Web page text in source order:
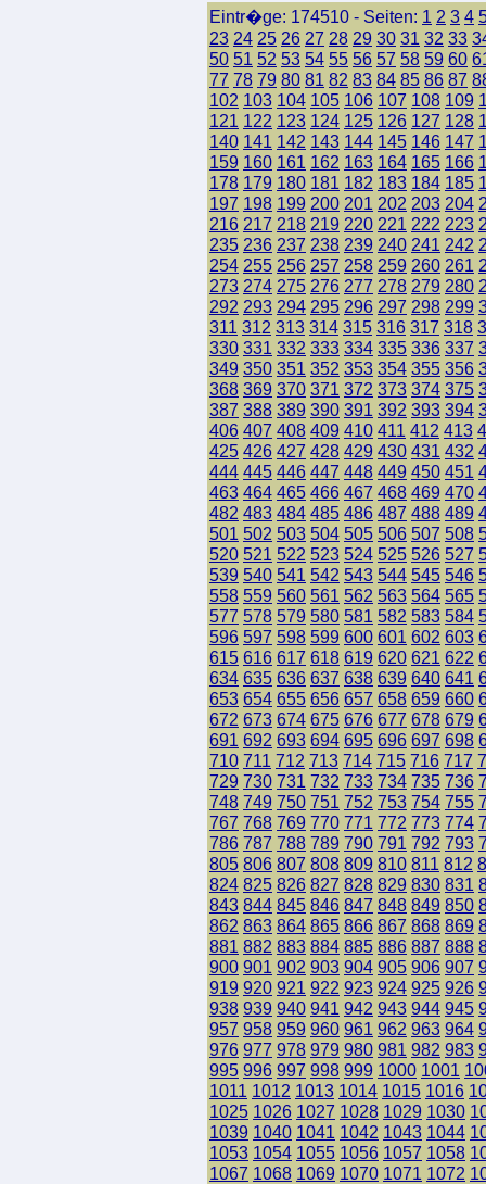
Eintr�ge: 174510 - Seiten: 1 2 3 4
23 24 25 26 27 28 29 30 31 32 33
50 51 52 53 54 55 56 57 58 59 60
77 78 79 80 81 82 83 84 85 86 87
102 103 104 105 106 107 108 109
121 122 123 124 125 126 127 128
140 141 142 143 144 145 146 147
159 160 161 162 163 164 165 166
178 179 180 181 182 183 184 185
197 198 199 200 201 202 203 204
216 217 218 219 220 221 222 223
235 236 237 238 239 240 241 242
254 255 256 257 258 259 260 261
273 274 275 276 277 278 279 280
292 293 294 295 296 297 298 299
311 312 313 314 315 316 317 318
330 331 332 333 334 335 336 337
349 350 351 352 353 354 355 356
368 369 370 371 372 373 374 375
387 388 389 390 391 392 393 394
406 407 408 409 410 411 412 413
425 426 427 428 429 430 431 432
444 445 446 447 448 449 450 451
463 464 465 466 467 468 469 470
482 483 484 485 486 487 488 489
501 502 503 504 505 506 507 508
520 521 522 523 524 525 526 527
539 540 541 542 543 544 545 546
558 559 560 561 562 563 564 565
577 578 579 580 581 582 583 584
596 597 598 599 600 601 602 603
615 616 617 618 619 620 621 622
634 635 636 637 638 639 640 641
653 654 655 656 657 658 659 660
672 673 674 675 676 677 678 679
691 692 693 694 695 696 697 698
710 711 712 713 714 715 716 717
729 730 731 732 733 734 735 736
748 749 750 751 752 753 754 755
767 768 769 770 771 772 773 774
786 787 788 789 790 791 792 793
805 806 807 808 809 810 811 812
824 825 826 827 828 829 830 831
843 844 845 846 847 848 849 850
862 863 864 865 866 867 868 869
881 882 883 884 885 886 887 888
900 901 902 903 904 905 906 907
919 920 921 922 923 924 925 926
938 939 940 941 942 943 944 945
957 958 959 960 961 962 963 964
976 977 978 979 980 981 982 983
995 996 997 998 999 1000 1001
1011 1012 1013 1014 1015 1016
1025 1026 1027 1028 1029 1030
1039 1040 1041 1042 1043 1044
1053 1054 1055 1056 1057 1058
1067 1068 1069 1070 1071 1072